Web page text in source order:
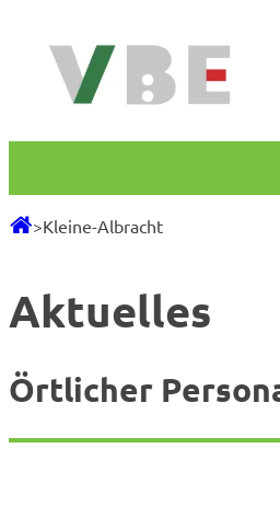
Inhalt
springen
>Kleine-Albracht
Aktuelles
Örtlicher